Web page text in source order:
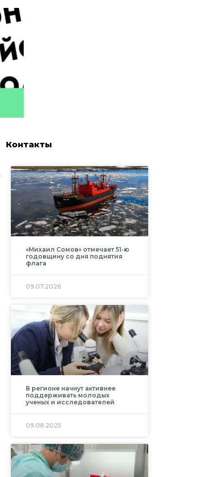
Контакты
«Михаил Сомов» отмечает 51-ю
годовщину со дня поднятия
флага
09.07.2026
В регионе начнут активнее
поддерживать молодых
ученых и исследователей
09.08.2025